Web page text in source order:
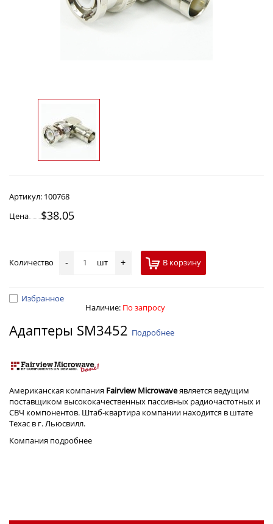
Артикул: 100768
Цена
$38.05
Количество - шт + В корзину
Избранное
Наличие: По запросу
Адаптеры SM3452 Подробнее
Американская компания Fairview Microwaveявляется ведущим
поставщиком высококачественных пассивных радиочастотных и
СВЧ компонентов. Штаб-квартира компании находится в штате
Техас в г. Льюсвилл.
Компания подробнее